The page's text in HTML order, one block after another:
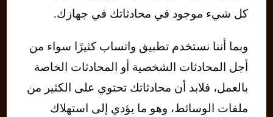
كل شيء موجود في محادثاتك في جهازك.
وبما أننا نستخدم تطبيق واتساب كثيرًا سواء من
أجل المحادثات الشخصية أو المحادثات الخاصة
بالعمل، فلابد أن محادثاتك تحتوي على الكثير من
ملفات الوسائط، وهو ما يؤدي إلى استهلاك